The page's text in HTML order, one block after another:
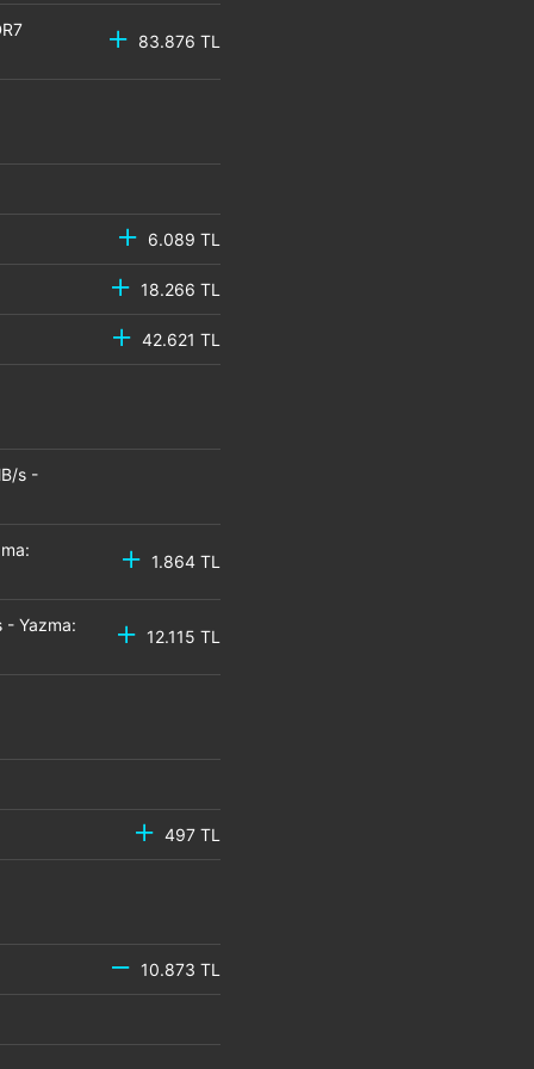
83.876 TL
6.089 TL
18.266 TL
42.621 TL
s -
1.864 TL
- Yazma:
12.115 TL
497 TL
10.873 TL